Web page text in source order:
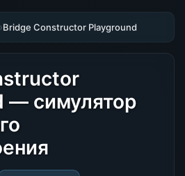
Bridge Constructor Playground
— симулятор